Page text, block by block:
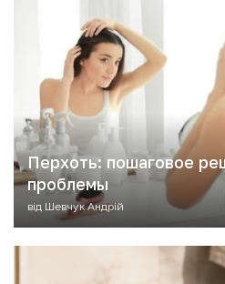
Перхоть: пошаговое
проблемы
від Шевчук Андрій